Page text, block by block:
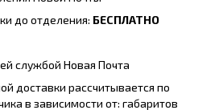
до отделения: БЕСПЛАТНО
службой Новая Почта
доставки рассчитывается по
в зависимости от: габаритов